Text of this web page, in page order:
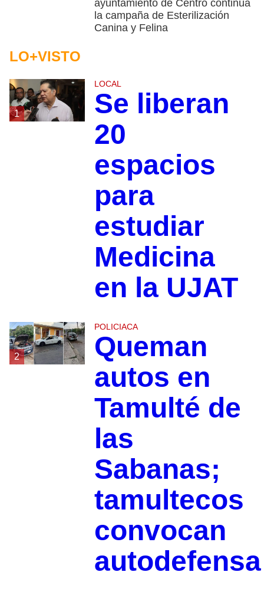
ayuntamiento de Centro continúa
la campaña de Esterilización
Canina y Felina
LO+VISTO
1
LOCAL
Se liberan
20
espacios
para
estudiar
Medicina
en la UJAT
2
POLICIACA
Queman
autos en
Tamulté de
las
Sabanas;
tamultecos
convocan
autodefensa